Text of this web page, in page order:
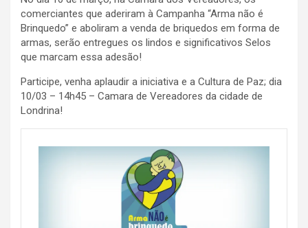
comerciantes que aderiram à Campanha “Arma não é
Brinquedo” e aboliram a venda de briquedos em forma de
armas, serão entregues os lindos e significativos Selos
que marcam essa adesão!
Participe, venha aplaudir a iniciativa e a Cultura de Paz; dia
10/03 – 14h45 – Camara de Vereadores da cidade de
Londrina!